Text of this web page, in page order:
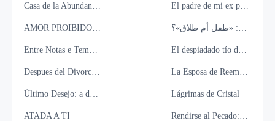
Casa de la Abundancia: Colección de tabúes familiares El padre de mi ex prometido; mi obsesión prohibida
AMOR PROIBIDO DO HOMEM PERFEITO سنوات من الزواج، إنذار أخير: «طفل أم طلاق»؟
Entre Notas e Tempestades El despiadado tío de mi ex es mi nuevo jefe
Despues del Divorcio, Me casé con tu hermano La Esposa de Reemplazo del Multimillonario
Último Desejo: a dançarina e o bilionário terminal Lágrimas de Cristal
ATADA A TI Rendirse al Pecado: Colecciones Caliente